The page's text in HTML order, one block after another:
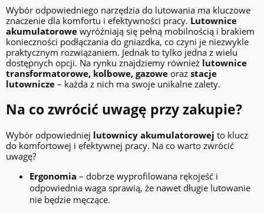
Wybór odpowiedniego narzędzia do lutowania ma kluczowe
znaczenie dla komfortu i efektywności pracy. Lutownice
akumulatorowe wyróżniają się pełną mobilnością i brakiem
konieczności podłączania do gniazdka, co czyni je niezwykle
praktycznym rozwiązaniem. Jednak to tylko jedna z wielu
dostępnych opcji. Na rynku znajdziemy również lutownice
transformatorowe, kolbowe, gazowe oraz stacje
lutownicze – każda z nich ma swoje unikalne zalety.
Na co zwrócić uwagę przy zakupie?
Wybór odpowiedniej lutownicy akumulatorowej to klucz
do komfortowej i efektywnej pracy. Na co warto zwrócić
uwagę?
Ergonomia – dobrze wyprofilowana rękojeść i
odpowiednia waga sprawią, że nawet długie lutowanie
nie będzie męczące.